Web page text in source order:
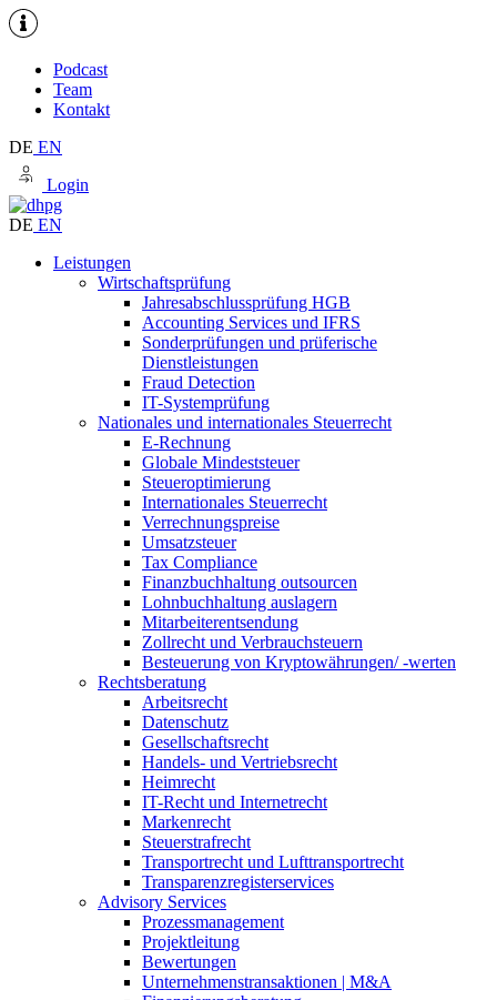
Podcast
Team
Kontakt
DE EN
Login
DE EN
Leistungen
Wirtschaftsprüfung
Jahresabschlussprüfung HGB
Accounting Services und IFRS
Sonderprüfungen und prüferische
Dienstleistungen
Fraud Detection
IT-Systemprüfung
Nationales und internationales Steuerrecht
E-Rechnung
Globale Mindeststeuer
Steueroptimierung
Internationales Steuerrecht
Verrechnungspreise
Umsatzsteuer
Tax Compliance
Finanzbuchhaltung outsourcen
Lohnbuchhaltung auslagern
Mitarbeiterentsendung
Zollrecht und Verbrauchsteuern
Besteuerung von Kryptowährungen/ -werten
Rechtsberatung
Arbeitsrecht
Datenschutz
Gesellschaftsrecht
Handels- und Vertriebsrecht
Heimrecht
IT-Recht und Internetrecht
Markenrecht
Steuerstrafrecht
Transportrecht und Lufttransportrecht
Transparenzregisterservices
Advisory Services
Prozessmanagement
Projektleitung
Bewertungen
Unternehmenstransaktionen | M&A